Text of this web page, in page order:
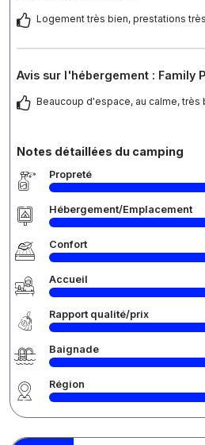
Logement très bien, prestations
Avis sur l'hébergement : Family
Beaucoup d'espace, au calme, très
Notes détaillées du camping
Propreté
Hébergement/Emplacement
Confort
Accueil
Rapport qualité/prix
Baignade
Région